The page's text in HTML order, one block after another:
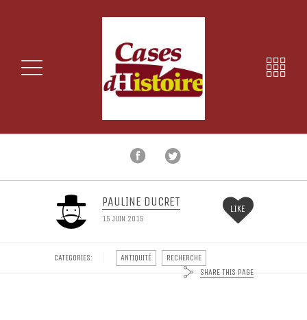
PAULINE DUCRET
15 JUIN 2015
LIKE
CATEGORIES: ANTIQUITÉ
RECHERCHE
SHARE THIS PAGE